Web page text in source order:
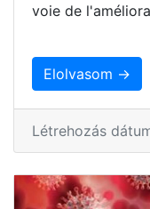
voie de
Elolvasom →
Létrehozás